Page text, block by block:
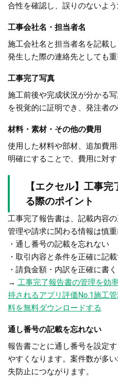
合性を確認し、誤りのないよう
工事会社名・担当者名
施工会社名と担当者名を記載
発生した際の連絡先としても重
工事完了写真
施工前後や完成状況が分かる
を視覚的に証明でき、発注者
材料・素材・その他の費用
使用した材料や部材、追加費
明確にすることで、費用に対
【エクセル】工事
る際のポイント
工事完了報告書は、記載内容
管理や請求に関わる情報は慎重
・通し番号の記載を忘れない
・取引内容と条件を正確に記
・請負金額・内訳を正確に書く
→ 工事完了報告書の管理を効
持されるアプリ評価No.1施工
料を無料ダウンロードする
通し番号の記載を忘れない
報告書ごとに通し番号を設定
やすくなります。案件数が多
失防止につながります。